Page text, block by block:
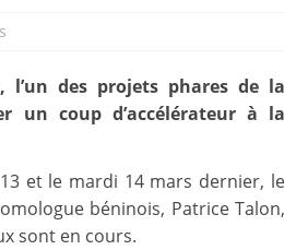
l’un des projets phares de la
un coup d’accélérateur à la
et le mardi 14 mars dernier, le
béninois, Patrice Talon,
sont en cours.